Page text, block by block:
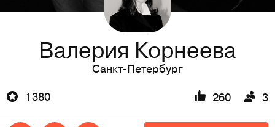
Валерия Корнеева
Санкт-Петербург
1 380
260 3